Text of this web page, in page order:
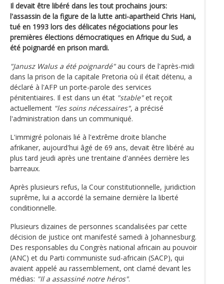
Il devait être libéré dans les tout prochains jours:
l'assassin de la figure de la lutte anti-apartheid Chris Hani,
tué en 1993 lors des délicates négociations pour les
premières élections démocratiques en Afrique du Sud, a
été poignardé en prison mardi.
"Janusz Walus a été poignardé"au cours de l'après-midi
dans la prison de la capitale Pretoria où il était détenu, a
déclaré à l'AFP un porte-parole des services
pénitentiaires. Il est dans un état "stable"et reçoit
actuellement "les soins nécessaires", a précisé
l'administration dans un communiqué.
L'immigré polonais lié à l'extrême droite blanche
afrikaner, aujourd'hui âgé de 69 ans, devait être libéré au
plus tard jeudi après une trentaine d'années derrière les
barreaux.
Après plusieurs refus, la Cour constitutionnelle, juridiction
suprême, lui a accordé la semaine dernière la liberté
conditionnelle.
Plusieurs dizaines de personnes scandalisées par cette
décision de justice ont manifesté samedi à Johannesburg.
Des responsables du Congrès national africain au pouvoir
(ANC) et du Parti communiste sud-africain (SACP), qui
avaient appelé au rassemblement, ont clamé devant les
médias: "Il a assassiné notre héros".